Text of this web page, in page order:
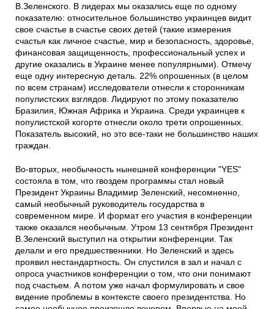
В.Зеленского. В лидерах мы оказались еще по одному
показателю: относительное большинство украинцев видит
свое счастье в счастье своих детей (такие измерения
счастья как личное счастье, мир и безопасность, здоровье,
финансовая защищенность, профессиональный успех и
другие оказались в Украине менее популярными). Отмечу
еще одну интересную деталь. 22% опрошенных (в целом
по всем странам) исследователи отнесли к сторонникам
популистских взглядов. Лидируют по этому показателю
Бразилия, Южная Африка и Украина. Среди украинцев к
популистской когорте отнесли около трети опрошенных.
Показатель высокий, но это все-таки не большинство наших
граждан.
Во-вторых, необычность нынешней конференции "YES"
состояла в том, что гвоздем программы стал новый
Президент Украины Владимир Зеленский, несомненно,
самый необычный руководитель государства в
современном мире. И формат его участия в конференции
также оказался необычным. Утром 13 сентября Президент
В.Зеленский выступил на открытии конференции. Так
делали и его предшественники. Но Зеленский и здесь
проявил нестандартность. Он спустился в зал и начал с
опроса участников конференции о том, что они понимают
под счастьем. А потом уже начал формулировать и свое
видение проблемы в контексте своего президентства. Но